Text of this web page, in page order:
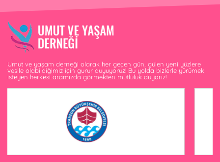
Umut ve yaşam derneği olarak her geçen gün, gülen yeni yüzlere
vesile olabildiğimiz için gurur duyuyoruz! Bu yolda bizlerle yürümek
isteyen herkesi aramızda görmekten mutluluk duyarız!